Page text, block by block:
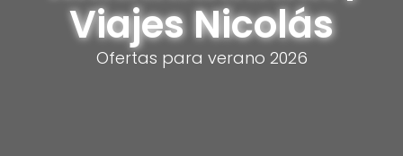
Viajes Nicolás
Ofertas para verano 2026